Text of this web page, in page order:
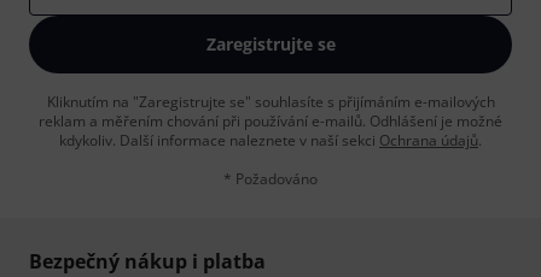
Zaregistrujte se
Kliknutím na "Zaregistrujte se" souhlasíte s přijímáním e-mailových
reklam a měřením chování při používání e-mailů. Odhlášení je možné
kdykoliv. Další informace naleznete v naší sekci Ochrana údajů.
* Požadováno
Bezpečný nákup i platba